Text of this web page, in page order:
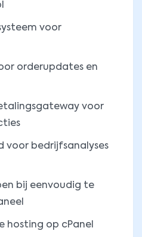
voor
orderupdates en
voor
voor bedrijfsanalyses
bij eenvoudig te
hosting op cPanel